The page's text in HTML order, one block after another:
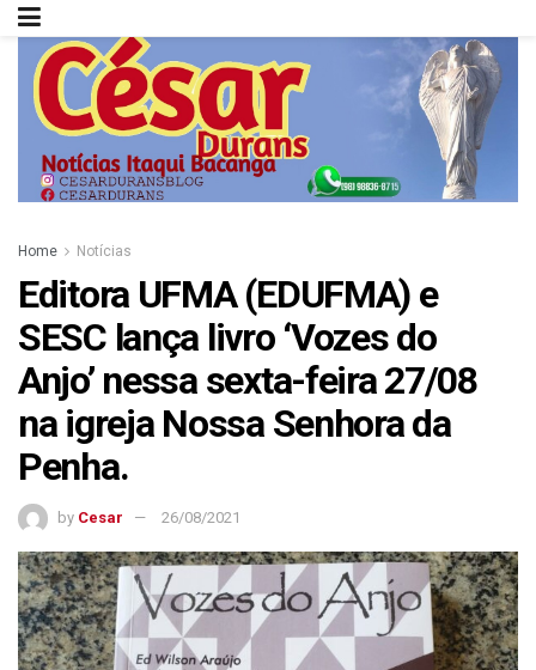
Home Notícias
Editora UFMA (EDUFMA) e
SESC lança livro ‘Vozes do
Anjo’ nessa sexta-feira 27/08
na igreja Nossa Senhora da
Penha.
by Cesar 26/08/2021